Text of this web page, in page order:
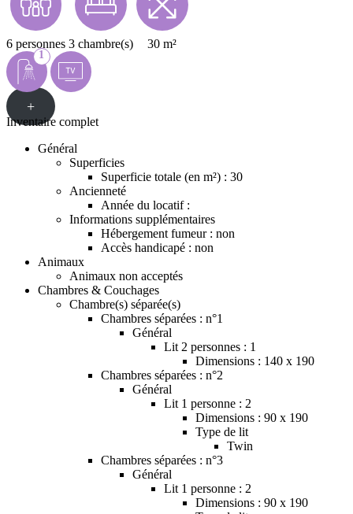
6 personnes 3 chambre(s) 30 m²
1
+
Inventaire complet
Général
Superficies
Superficie totale (en m²) : 30
Ancienneté
Année du locatif :
Informations supplémentaires
Hébergement fumeur : non
Accès handicapé : non
Animaux
Animaux non acceptés
Chambres & Couchages
Chambre(s) séparée(s)
Chambres séparées : n°1
Général
Lit 2 personnes : 1
Dimensions : 140 x 190
Chambres séparées : n°2
Général
Lit 1 personne : 2
Dimensions : 90 x 190
Type de lit
Twin
Chambres séparées : n°3
Général
Lit 1 personne : 2
Dimensions : 90 x 190